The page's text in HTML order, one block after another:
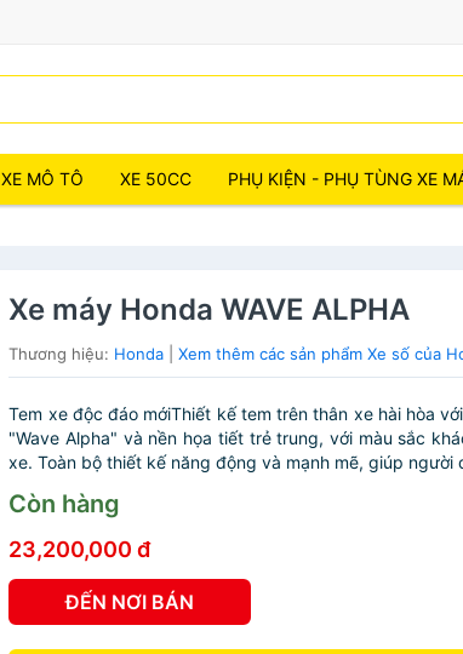
XE MÔ TÔ XE 50CC PHỤ KIỆN - PHỤ TÙNG XE
Xe máy Honda WAVE ALPHA
Thương hiệu: Honda |Xem thêm các sản phẩm Xe số của
Tem xe độc đáo mớiThiết kế tem trên thân xe hài hòa
"Wave Alpha" và nền họa tiết trẻ trung, với màu sắc
xe. Toàn bộ thiết kế năng động và mạnh mẽ, giúp người
Còn hàng
23,200,000 đ
ĐẾN NƠI BÁN